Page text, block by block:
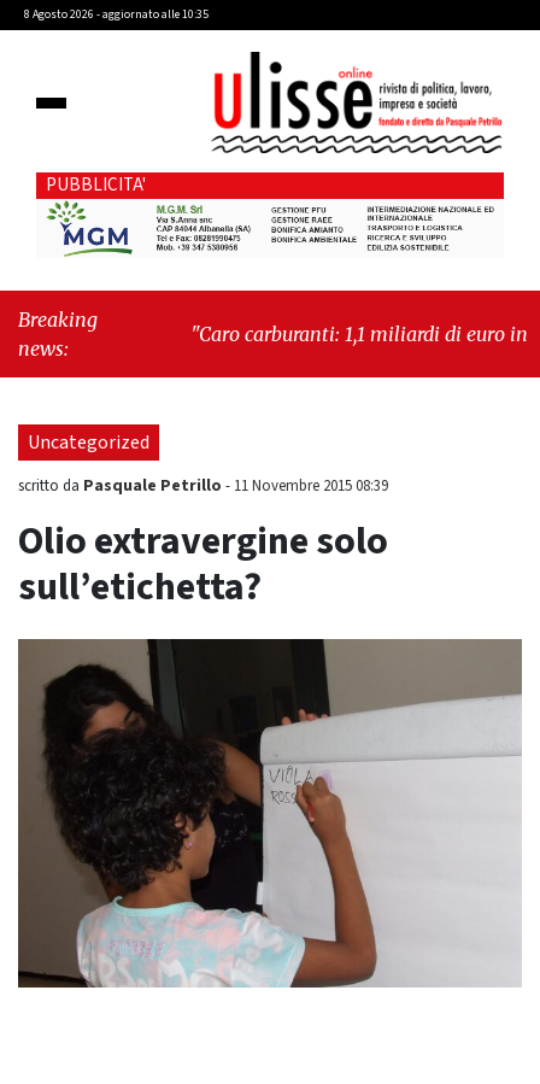
8 Agosto 2026 - aggiornato alle 10:35
PUBBLICITA'
Breaking
news:
"Caro carburanti: 1,1 miliardi di euro in più al
Uncategorized
scritto da Pasquale Petrillo - 11 Novembre 2015 08:39
Olio extravergine solo
sull’etichetta?